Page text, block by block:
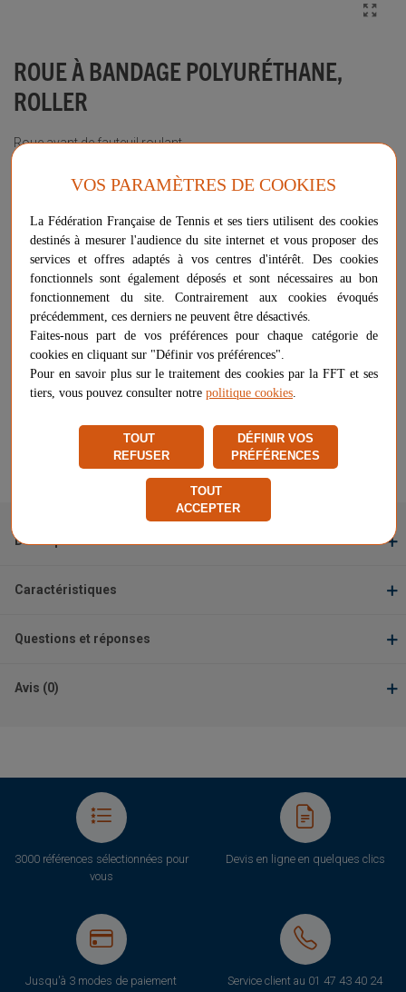
ROUE À BANDAGE POLYURÉTHANE,
ROLLER
Roue avant de fauteuil roulant
Plus d'informations sur ce produit
Taille des roues
8,09 € - +
AJOUTER AU PANIER
Livraison à partir de
Vendu et expédié parTween
Signaler un problème d'ordre juridique
Description
Caractéristiques
Questions et réponses
Avis (0)
3000 références sélectionnées pour
vous
Devis en ligne en quelques clics
Jusqu'à 3 modes de paiement
Service client au 01 47 43 40 24
VOS PARAMÈTRES DE COOKIES
La Fédération Française de Tennis et ses tiers utilisent des cookies
destinés à mesurer l'audience du site internet et vous proposer des
services et offres adaptés à vos centres d'intérêt. Des cookies
fonctionnels sont également déposés et sont nécessaires au bon
fonctionnement du site. Contrairement aux cookies évoqués
précédemment, ces derniers ne peuvent être désactivés.
Faites-nous part de vos préférences pour chaque catégorie de
cookies en cliquant sur "Définir vos préférences".
Pour en savoir plus sur le traitement des cookies par la FFT et ses
tiers, vous pouvez consulter notre politique cookies
TOUT
REFUSER
DÉFINIR VOS
PRÉFÉRENCES
TOUT
ACCEPTER